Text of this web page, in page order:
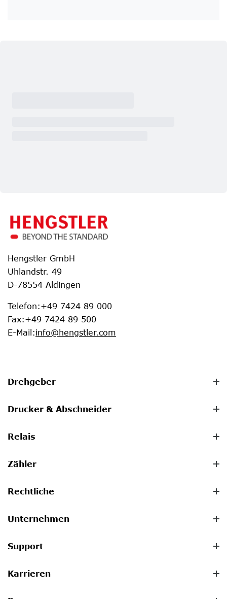
Hengstler GmbH
Uhlandstr. 49
D-78554 Aldingen
Telefon:+49 7424 89 000
Fax:+49 7424 89 500
E-Mail :info@hengstler.com
Drehgeber
Drucker & Abschneider
Relais
Zähler
Rechtliche
Unternehmen
Support
Karrieren